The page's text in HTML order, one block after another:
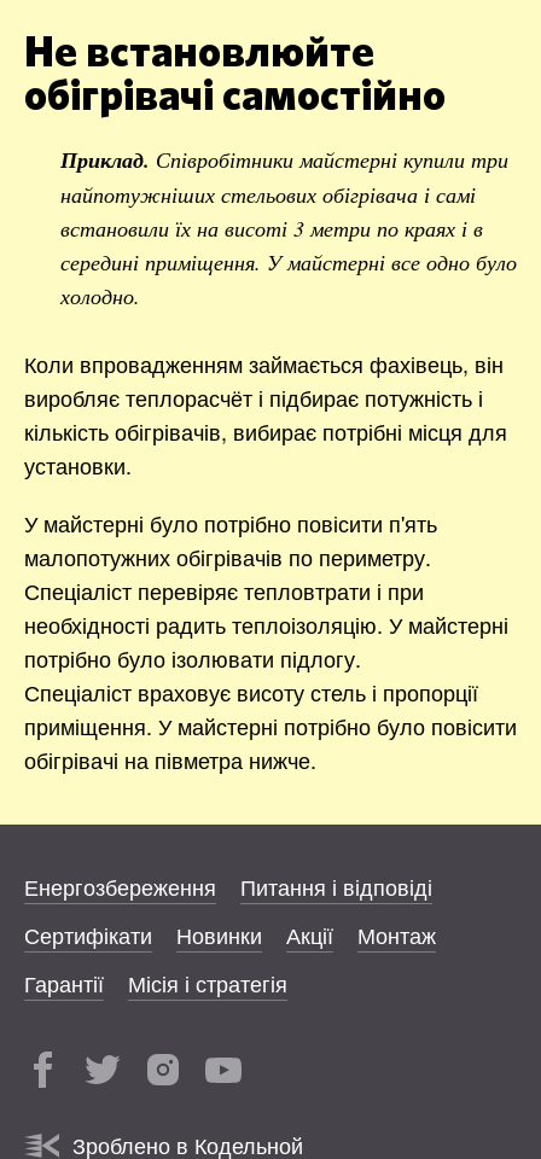
Не встановлюйте
обігрівачі самостійно
Приклад. Співробітники майстерні купили три
найпотужніших стельових обігрівача і самі
встановили їх на висоті 3 метри по краях і в
середині приміщення. У майстерні все одно було
холодно.
Коли впровадженням займається фахівець, він
виробляє теплорасчёт і підбирає потужність і
кількість обігрівачів, вибирає потрібні місця для
установки.
У майстерні було потрібно повісити п'ять
малопотужних обігрівачів по периметру.
Спеціаліст перевіряє тепловтрати і при
необхідності радить теплоізоляцію. У майстерні
потрібно було ізолювати підлогу.
Спеціаліст враховує висоту стель і пропорції
приміщення. У майстерні потрібно було повісити
обігрівачі на півметра нижче.
Енергозбереження
Питання і відповіді
Сертифікати
Новинки Акції
Монтаж
Гарантії
Місія і стратегія
Зроблено в Кодельной